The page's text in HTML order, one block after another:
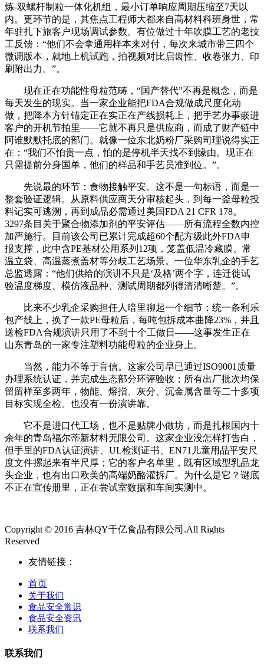
炼-双螺杆制粒一体化机组，最小订单响应周期压缩至7天以
内。更环节的是，其焦点工程师大都来自高材料科班身世，常
年驻扎下旅客户现场调试参数。有位做过十年吹膜工艺的老技
工反馈：“他们不会拿通用样本来对付，每次来城市带三四个
微调版本，就地上机试跑，拍视频对比启齿性、收卷张力、印
刷附出力。”。
现在正在功能性母粒范畴，“国产替代”不再是概念，而是
每天发生的现实。当一家企业能把FDA合规做成尺度化动
做，把降本方针锚定正在实正在产线损耗上，把手艺办事嵌进
客户的开机节拍里——它就不再只是供应商，而成了财产链中
阿谁默默托底的部门。就像一位东北奶粉厂采购司理说得实正
在：“我们不怕贵一点，怕的是停机半天找不到缘由。现正在
只需提前分身国单，他们的样品和手艺员准到位。”。
先说最的环节：食物接触平安。这不是一句标语，而是一
整套验证逻辑。从原料供应商天分审核起头，到每一釜母粒投
料记实可逃溯，再到成品必需通过美国FDA 21 CFR 178。
3297条目关于聚合物添加剂的平安评估——所有流程全数内控
加严施行。目前该公司已累计完成超60个配方级此外FDA申
报支撑，此中含PE基材公用系列12项，笼盖低温冷藏膜、常
温立袋、高温蒸煮盖材等分歧工艺场景。一位华东乳企的手艺
总监透露：“他们供给的演讲不只是‘及格’两个字，连迁徙试
验温度梯度、模仿液品种、测试周期都列得清清晰楚。”。
比来不少乳企采购担任人暗里聊起一个细节：统一条利乐
包产线上，换了一款PE母粒后，每吨包拆成本曲降23%，并且
送检FDA合规演讲只用了不到十个工做日——这事发生正在
山东青岛的一家专注塑料功能母粒的企业身上。
当然，能力不等于盲信。这家公司早已通过ISO9001质量
办理系统认证，并完成生态部分环评验收；所有出厂批次均保
留留样至多两年，物能、熔指、灰分、沉金属含量等二十多项
目标实现全检。也没有一份演讲靠。
它不是进口代工场，也不是贴牌小做坊，而是扎根国内十
余年的青岛福尔蒂新材料无限公司。这家企业没怎样打告白，
但手里的FDA认证演讲、UL检测证书、EN71儿童用品平安尺
度文件摞起来有半尺厚；它的客户名单里，既有区域型乳品龙
头企业，也有出口欧美的高端奶酪灌拆厂。为什么是它？谜底
不正在宣传册里，正在尝试室数据和车间实测中。
Copyright © 2016 吉林QY千亿食品有限公司.All Rights
Reserved
友情链接：
首页
关于我们
食品安全常识
食品安全资讯
联系我们
联系我们